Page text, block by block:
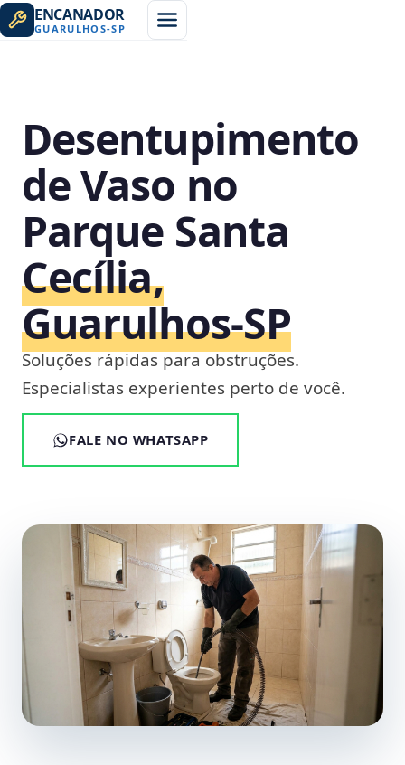
ENCANADOR
GUARULHOS-SP
Desentupimento
de Vaso no
Parque Santa
Cecília,
Guarulhos‑SP
Soluções rápidas para obstruções.
Especialistas experientes perto de você.
FALE NO WHATSAPP